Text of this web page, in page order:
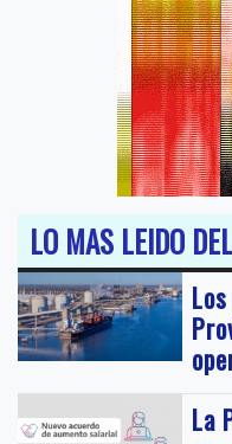
LO MAS LEIDO
La